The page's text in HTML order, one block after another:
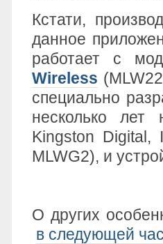
Кстати,
данное
работает с
Wireless
специально
несколько лет
Kingston Digital,
MLWG2), и
О других
в следующей